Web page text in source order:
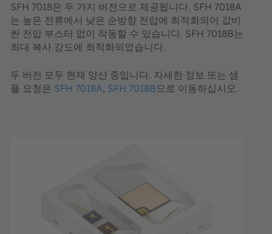
SFH 7018은 두 가지 버전으로 제공됩니다. SFH 7018A
는 높은 전류에서 낮은 순방향 전압에 최적화되어 값비
싼 전압 부스터 없이 작동할 수 있습니다. SFH 7018B는
최대 복사 강도에 최적화되었습니다.
두 버전 모두 현재 양산 중입니다. 자세한 정보 또는 샘
플 요청은 SFH 7018A, SFH 7018B으로 이동하십시오.